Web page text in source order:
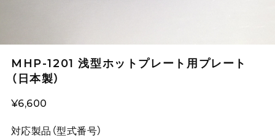
MHP-1201 浅型ホットプレート用プレート
（日本製）
¥6,600
対応製品（型式番号）